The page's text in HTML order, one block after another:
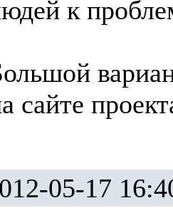
к
сайте
05-17